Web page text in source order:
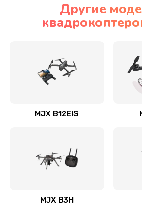
Другие
MJX B12EIS
MJX B3H